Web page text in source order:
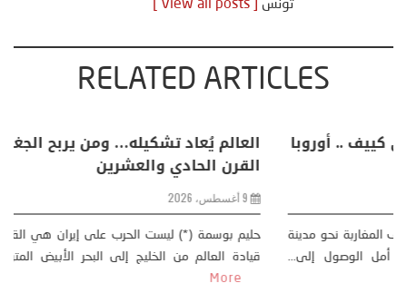
تونس
RELATED ARTICLES
خليفة بن سالم يكتب: “من سبتة إلى كييف .. أوروبا
في مواجهة حصار متعدد الجبهات”
خليفة بن سالم أثارت موجة النزوح الجماعي لآلاف المغاربة نحو مدينة
سبتة، الواقعة تحت الاحتلال الإسباني، على أمل الوصول إلى...